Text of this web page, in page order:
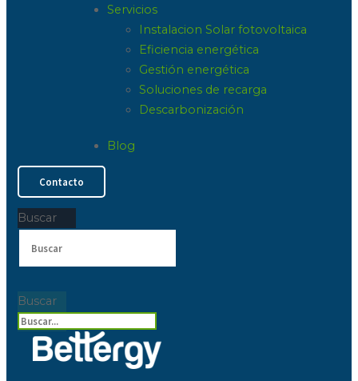
Servicios
Instalacion Solar fotovoltaica
Eficiencia energética
Gestión energética
Soluciones de recarga
Descarbonización
Blog
Contacto
Buscar
Buscar